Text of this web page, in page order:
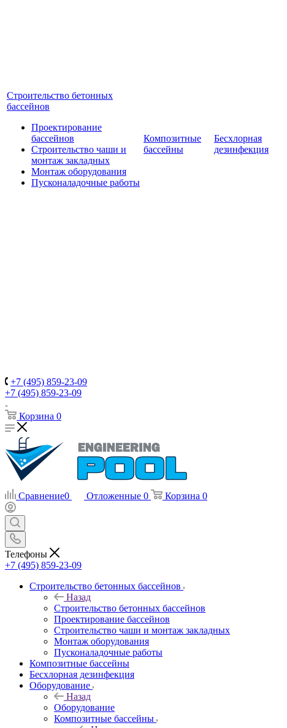
Строительство бетонных
бассейнов
Проектирование
бассейнов
Строительство чаши и
монтаж закладных
Монтаж оборудования
Пусконаладочные работы
Композитные
бассейны
Бесхлорная
дезинфекция
+7 (495) 859-23-09
+7 (495) 859-23-09
Корзина 0
Сравнение0 Отложенные 0 Корзина 0
Телефоны
+7 (495) 859-23-09
Строительство бетонных бассейнов
Назад
Строительство бетонных бассейнов
Проектирование бассейнов
Строительство чаши и монтаж закладных
Монтаж оборудования
Пусконаладочные работы
Композитные бассейны
Бесхлорная дезинфекция
Оборудование
Назад
Оборудование
Композитные бассейны